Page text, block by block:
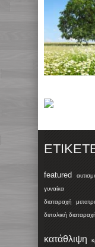
featured
γυναίκα
διαταραχή
διπολική
κατάθλιψη